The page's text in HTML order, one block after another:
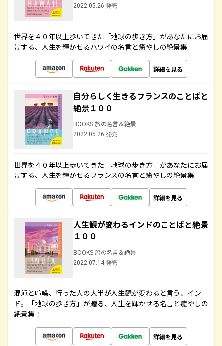
2022.05.26 発売
世界を４０年以上歩いてきた「地球の歩き方」があなたにお届
けする、人生を輝かせるハワイの名言と癒やしの絶景集
詳細を見る
自分らしく生きるフランスのことばと
絶景１００
BOOKS 旅の名言＆絶景
2022.05.26 発売
世界を４０年以上歩いてきた「地球の歩き方」があなたにお届
けする、人生を輝かせるフランスの名言と癒やしの絶景集
詳細を見る
人生観が変わるインドのことばと絶景
１００
BOOKS 旅の名言＆絶景
2022.07.14 発売
混沌と喧噪、行った人の大半が人生観が変わると言う、イン
ド。「地球の歩き方」が贈る、人生を輝かせる名言と癒やしの
絶景集！
詳細を見る